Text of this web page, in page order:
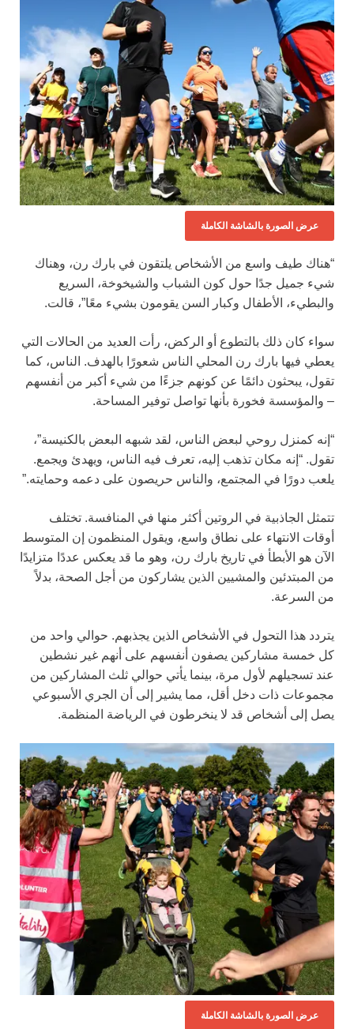
عرض الصورة بالشاشة الكاملة
“هناك طيف واسع من الأشخاص يلتقون في بارك رن، وهناك
شيء جميل جدًا حول كون الشباب والشيخوخة، السريع
والبطيء، الأطفال وكبار السن يقومون بشيء معًا”، قالت.
سواء كان ذلك بالتطوع أو الركض، رأت العديد من الحالات التي
يعطي فيها بارك رن المحلي الناس شعورًا بالهدف. الناس، كما
تقول، يبحثون دائمًا عن كونهم جزءًا من شيء أكبر من أنفسهم
– والمؤسسة فخورة بأنها تواصل توفير المساحة.
“إنه كمنزل روحي لبعض الناس، لقد شبهه البعض بالكنيسة”،
تقول. “إنه مكان تذهب إليه، تعرف فيه الناس، ويهدئ ويجمع.
يلعب دورًا في المجتمع، والناس حريصون على دعمه وحمايته.”
تتمثل الجاذبية في الروتين أكثر منها في المنافسة. تختلف
أوقات الانتهاء على نطاق واسع، ويقول المنظمون إن المتوسط
الآن هو الأبطأ في تاريخ بارك رن، وهو ما قد يعكس عددًا متزايدًا
من المبتدئين والمشيين الذين يشاركون من أجل الصحة، بدلاً
من السرعة.
يتردد هذا التحول في الأشخاص الذين يجذبهم. حوالي واحد من
كل خمسة مشاركين يصفون أنفسهم على أنهم غير نشطين
عند تسجيلهم لأول مرة، بينما يأتي حوالي ثلث المشاركين من
مجموعات ذات دخل أقل، مما يشير إلى أن الجري الأسبوعي
يصل إلى أشخاص قد لا ينخرطون في الرياضة المنظمة.
عرض الصورة بالشاشة الكاملة